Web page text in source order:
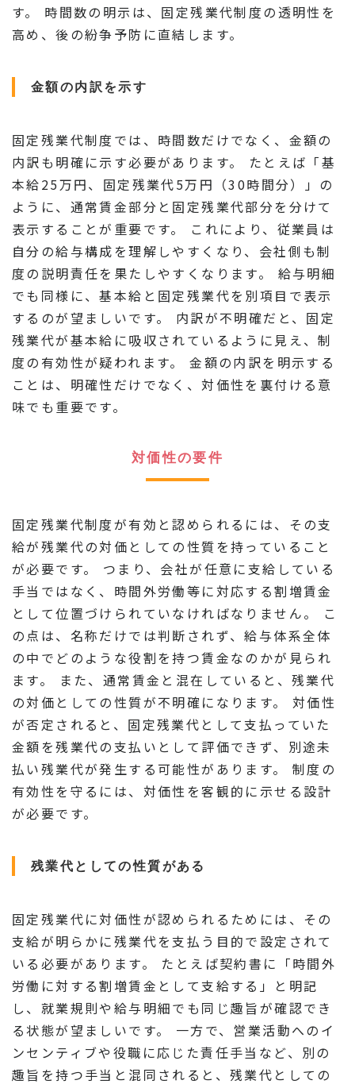
す。 時間数の明示は、固定残業代制度の透明性を
高め、後の紛争予防に直結します。
金額の内訳を示す
固定残業代制度では、時間数だけでなく、金額の
内訳も明確に示す必要があります。 たとえば「基
本給25万円、固定残業代5万円（30時間分）」の
ように、通常賃金部分と固定残業代部分を分けて
表示することが重要です。 これにより、従業員は
自分の給与構成を理解しやすくなり、会社側も制
度の説明責任を果たしやすくなります。 給与明細
でも同様に、基本給と固定残業代を別項目で表示
するのが望ましいです。 内訳が不明確だと、固定
残業代が基本給に吸収されているように見え、制
度の有効性が疑われます。 金額の内訳を明示する
ことは、明確性だけでなく、対価性を裏付ける意
味でも重要です。
対価性の要件
固定残業代制度が有効と認められるには、その支
給が残業代の対価としての性質を持っていること
が必要です。 つまり、会社が任意に支給している
手当ではなく、時間外労働等に対応する割増賃金
として位置づけられていなければなりません。 こ
の点は、名称だけでは判断されず、給与体系全体
の中でどのような役割を持つ賃金なのかが見られ
ます。 また、通常賃金と混在していると、残業代
の対価としての性質が不明確になります。 対価性
が否定されると、固定残業代として支払っていた
金額を残業代の支払いとして評価できず、別途未
払い残業代が発生する可能性があります。 制度の
有効性を守るには、対価性を客観的に示せる設計
が必要です。
残業代としての性質がある
固定残業代に対価性が認められるためには、その
支給が明らかに残業代を支払う目的で設定されて
いる必要があります。 たとえば契約書に「時間外
労働に対する割増賃金として支給する」と明記
し、就業規則や給与明細でも同じ趣旨が確認でき
る状態が望ましいです。 一方で、営業活動へのイ
ンセンティブや役職に応じた責任手当など、別の
趣旨を持つ手当と混同されると、残業代としての